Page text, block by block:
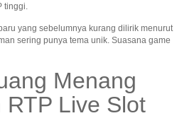
tinggi.
yang sebelumnya kurang dilirik menurut
sering punya tema unik. Suasana game
Menang
Live Slot